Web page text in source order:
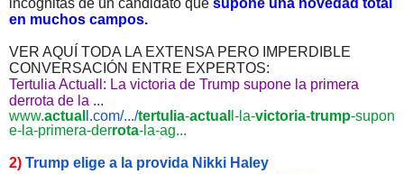
en muchos campos.
VER AQUÍ TODA LA EXTENSA PERO IMPERDIBLE
CONVERSACIÓN ENTRE EXPERTOS:
Tertulia Actuall: La victoria de Trump supone la primera
derrota de la ...
www.actual l.com/.../tertulia-actual l-la-victoria-trump-supon
e-la-primera-derrota-la-ag...
2) Trump elige a la provida Nikki Haley